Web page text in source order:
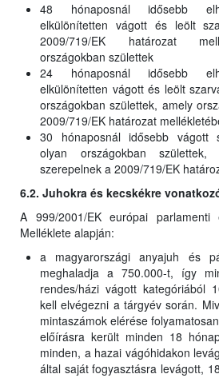
48 hónaposnál idősebb
elkülönítetten vágott és leölt
2009/719/EK határozat
országokban születtek
24 hónaposnál idősebb
elkülönítetten vágott és leölt
országokban születtek, amely
2009/719/EK határozat
30 hónaposnál idősebb vágott
olyan országokban
szerepelnek a 2009/719/EK
6.2. Juhokra és kecskékre
A 999/2001/EK európai
Melléklete alapján:
a magyarországi anyajuh és
meghaladja a 750.000-t, így
rendes/házi vágott kategóriából
kell elvégezni a tárgyév során.
mintaszámok elérése
előírásra került minden 18
minden, a hazai vágóhidakon
által saját fogyasztásra levágott,